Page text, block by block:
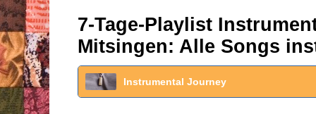
7-Tage-Playlist
Mitsingen: Alle Songs
Instrumental Journey